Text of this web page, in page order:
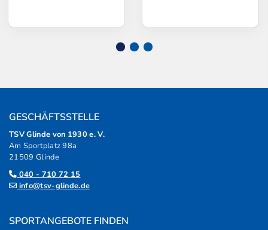
GESCHÄFTSSTELLE
TSV Glinde von 1930 e. V.
Am Sportplatz 98a
21509 Glinde
040 - 710 72 15
info@tsv-glinde.de
SPORTANGEBOTE FINDEN